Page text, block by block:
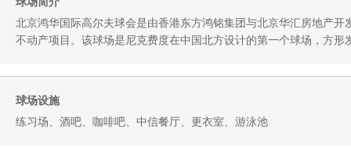
北京鸿华国际高尔夫球会是由香港东方鸿铭集团与北京华汇房地产
不动产项目。该球场是尼克费度在中国北方设计的第一个球场，方形
球场设施
练习场、酒吧、咖啡吧、中信餐厅、更衣室、游泳池